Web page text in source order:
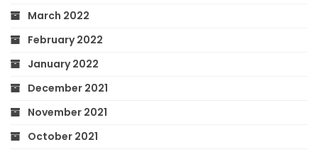
March 2022
February 2022
January 2022
December 2021
November 2021
October 2021